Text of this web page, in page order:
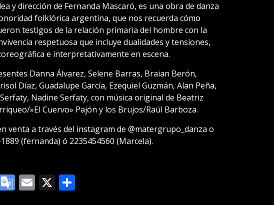
y dirección de Fernanda Mascaró, es una obra de danza
folklórica argentina, que nos recuerda cómo
testigos de la relación primaria del hombre con la
respetuosa que incluye dualidades y tensiones,
e interpretativamente en escena.
Danna Álvarez, Selene Barras, Braian Berón,
Díaz, Guadalupe García, Ezequiel Guzmán, Alan Peña,
Nadine Serfaty, con música original de Beatriz
»El Cuervo» Pajón y los Brujos/Raúl Barboza.
venta a través del instagram de @matergrupo_danza o
(fernanda) ó 2235454560 (Marcela).
Google
Email
X Compartir